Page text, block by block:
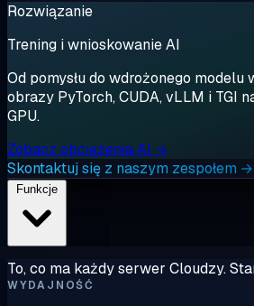
Rozwiązanie
Trening i wnioskowanie AI
Od pomysłu do wdrożonego modelu
obrazy PyTorch, CUDA, vLLM i TGI
GPU.
Zobacz obciążenia AI →
Skontaktuj się z naszym zespołem →
To, co ma każdy serwer Cloudzy.
WYDAJNOŚĆ